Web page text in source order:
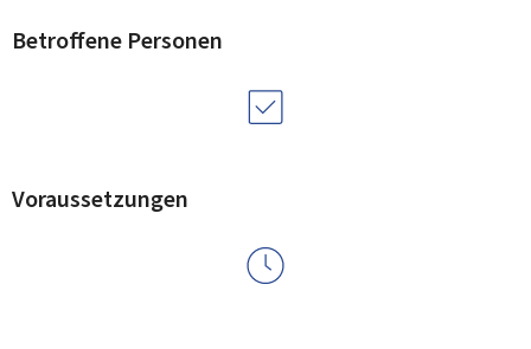
Betroffene Personen
Voraussetzungen